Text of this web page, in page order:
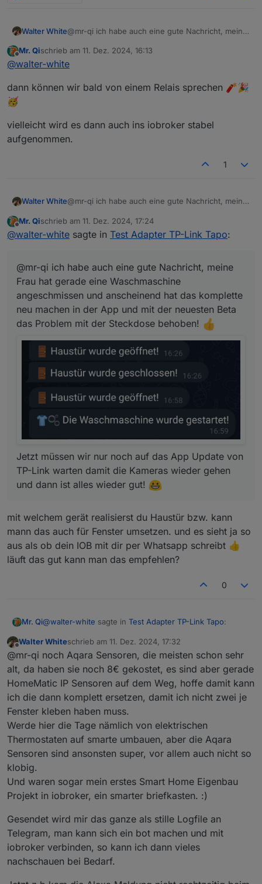
Walter White@mr-qi ich habe auch eine gute Nachricht, meine
angeschmissen und anscheinend hat das
komplette neu machen in der App und mit der
behoben!
gehen und dann ist alles wieder gut!
Offline
Mr. Qischrieb am 11. Dez. 2024, 16:13
zuletzt editiert von
@walter-white
dann können wir bald von einem Relais sprechen 🧨🎉
🥳
vielleicht wird es dann auch ins iobroker stabel
aufgenommen.
1
Walter White@mr-qi ich habe auch eine gute Nachricht, meine
angeschmissen und anscheinend hat das
komplette neu machen in der App und mit der
Jetzt müssen wir nur noch auf das App Update
gehen und dann ist alles wieder gut!
Offline
Mr. Qischrieb am 11. Dez. 2024, 17:24
zuletzt editiert von
@walter-white sagte in Test Adapter TP-Link Tapo:
@mr-qi ich habe auch eine gute Nachricht, meine
Frau hat gerade eine Waschmaschine
angeschmissen und anscheinend hat das komplette
neu machen in der App und mit der neuesten Beta
das Problem mit der Steckdose behoben!
Jetzt müssen wir nur noch auf das App Update von
TP-Link warten damit die Kameras wieder gehen
und dann ist alles wieder gut!
mit welchem gerät realisierst du Haustür bzw. kann
mann das auch für Fenster umsetzen. und es sieht ja so
aus als ob dein IOB mit dir per Whatsapp schreibt 👍
läuft das gut kann man das empfehlen?
0
Mr. Qi@walter-white sagte in Test Adapter TP-Link Tapo:
@mr-qi ich habe auch eine gute Nachricht, meine
Frau hat gerade eine Waschmaschine
angeschmissen und anscheinend hat das
komplette neu machen in der App und mit der
neuesten Beta das Problem mit der Steckdose
behoben!
TP-Link warten damit die Kameras wieder gehen
und dann ist alles wieder gut!
mit welchem gerät realisierst du Haustür bzw. kann
mann das auch für Fenster umsetzen. und es sieht ja so
aus als ob dein IOB mit dir per Whatsapp schreibt 👍
läuft das gut kann man das empfehlen?
Offline
Walter Whiteschrieb am 11. Dez. 2024, 17:32
zuletzt editiert von
@mr-qi noch Aqara Sensoren, die meisten schon sehr
alt, da haben sie noch 8€ gekostet, es sind aber gerade
HomeMatic IP Sensoren auf dem Weg, hoffe damit kann
ich die dann komplett ersetzen, damit ich nicht zwei je
Fenster kleben haben muss.
Werde hier die Tage nämlich von elektrischen
Thermostaten auf smarte umbauen, aber die Aqara
Sensoren sind ansonsten super, vor allem auch nicht so
klobig.
Und waren sogar mein erstes Smart Home Eigenbau
Projekt in iobroker, ein smarter briefkasten. :)
Gesendet wird mir das ganze als stille Logfile an
Telegram, man kann sich ein bot machen und mit
iobroker verbinden, so kann ich dann vieles
nachschauen bei Bedarf.